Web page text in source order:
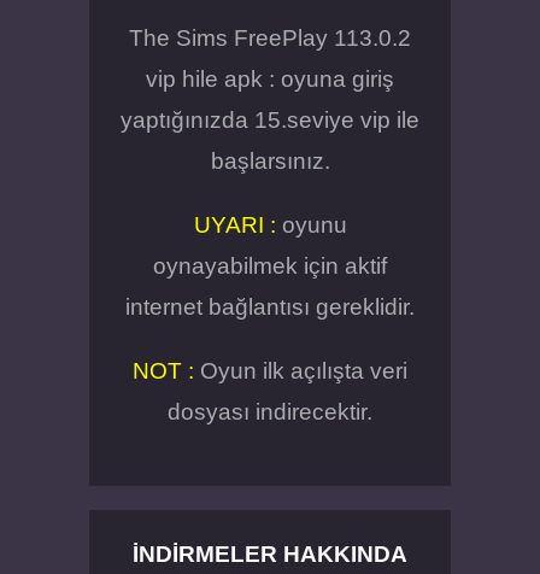
The Sims FreePlay 113.0.2
vip hile apk : oyuna giriş
yaptığınızda 15.seviye vip ile
başlarsınız.
UYARI : oyunu
oynayabilmek için aktif
internet bağlantısı gereklidir.
NOT : Oyun ilk açılışta veri
dosyası indirecektir.
İNDIRMELER HAKKINDA